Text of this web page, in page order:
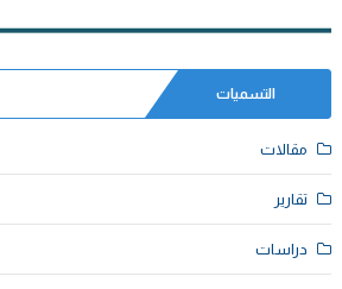
التسميات
مقالات
تقارير
دراسات